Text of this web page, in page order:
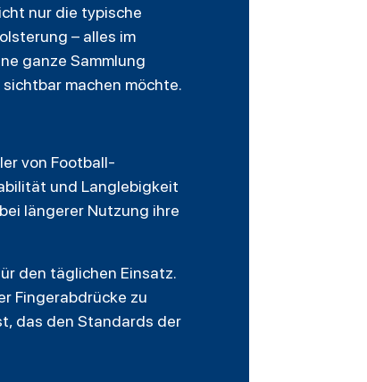
nur die typische
– alles im
ganze Sammlung
machen möchte.
von Football-
und Langlebigkeit
längerer Nutzung ihre
den täglichen Einsatz.
Fingerabdrücke zu
das den Standards der